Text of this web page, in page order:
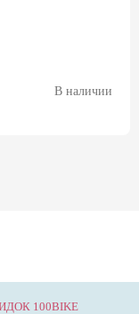
В наличии
100BIKE